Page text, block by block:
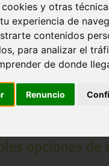
cookies y otras
experiencia de
contenidos
para analizar el
de donde
Renuncio